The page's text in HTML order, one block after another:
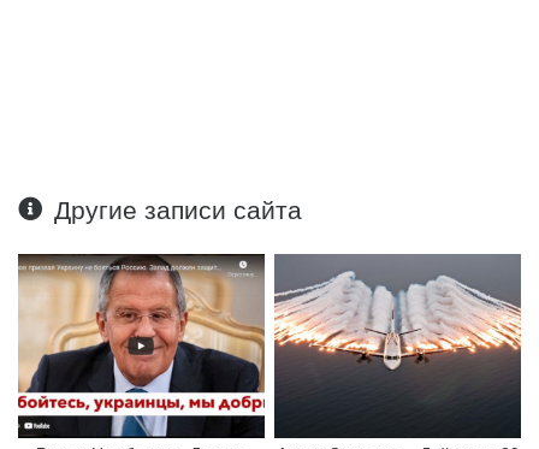
Другие записи сайта